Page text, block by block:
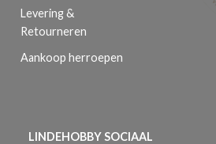
Levering &
Retourneren
Aankoop herroepen
LINDEHOBBY SOCIAAL